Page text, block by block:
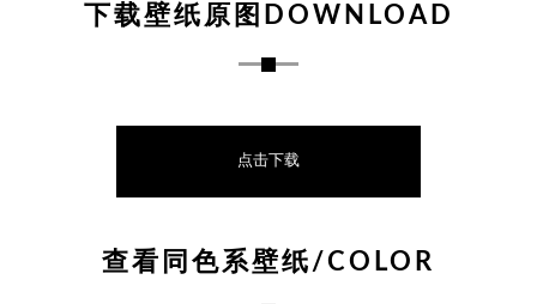
下载壁纸原图DOWNLOAD
点击下载
查看同色系壁纸/COLOR